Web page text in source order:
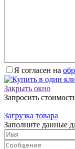
Я согласен на
Закрыть окно
Запросить
Загрузка товара
Заполните данные